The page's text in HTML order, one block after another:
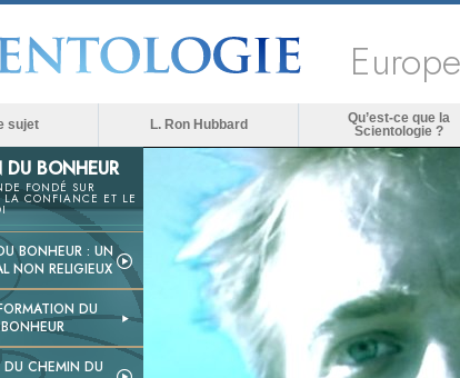
sujet L. Ron Hubbard
Qu’est-ce que la
Scientologie ?
DU BONHEUR
FONDÉ SUR
LA CONFIANCE ET LE
BONHEUR : UN
NON RELIGIEUX
DU
CHEMIN DU